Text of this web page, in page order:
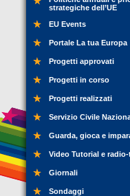
strategiche dell’UE
EU Events
Portale La tua Europa
Progetti approvati
Progetti in corso
Progetti realizzati
Servizio Civile
Guarda, gioca e
Video Tutorial e
Giornali
Sondaggi